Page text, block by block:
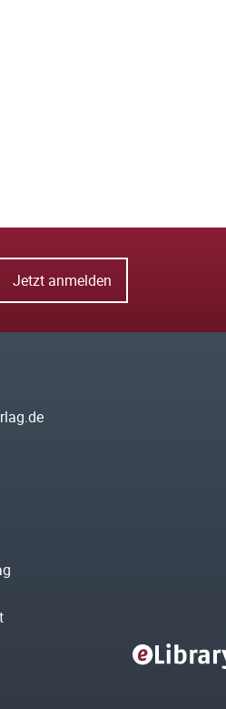
Jetzt anmelden